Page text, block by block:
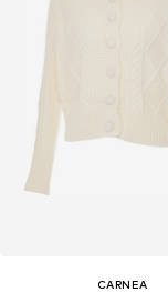
CARNEA